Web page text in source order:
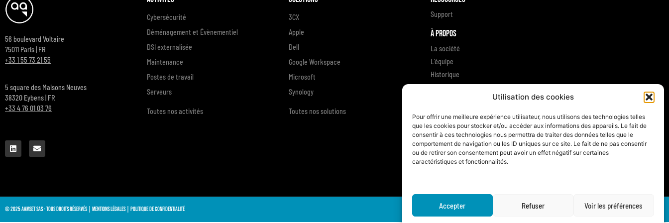
Utilisation des cookies
Pour offrir une meilleure expérience utilisateur, nous utilisons des technologies telles
que les cookies pour stocker et/ou accéder aux informations des appareils. Le fait de
consentir à ces technologies nous permettra de traiter des données telles que le
comportement de navigation ou les ID uniques sur ce site. Le fait de ne pas consentir
ou de retirer son consentement peut avoir un effet négatif sur certaines
caractéristiques et fonctionnalités.
Accepter Refuser Voir les préférences
56 boulevard Voltaire
75011 Paris | FR
+33 1 55 73 21 55
5 square des Maisons Neuves
38320 Eybens | FR
+33 4 76 01 03 76
Cybersécurité
Déménagement et Évènementiel
DSI externalisée
Maintenance
Postes de travail
Serveurs
Toutes nos activités
3CX
Apple
Dell
Google Workspace
Microsoft
Synology
Toutes nos solutions
Support
À propos
La société
L'équipe
Historique
Nous contacter
© 2025 AAMSET SAS - Tous droits réservés | Mentions légales| Politique de confidentialité Made with by AAMSET